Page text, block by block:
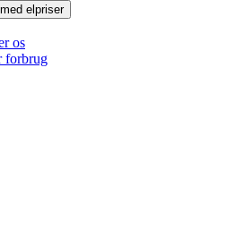
os
forbrug